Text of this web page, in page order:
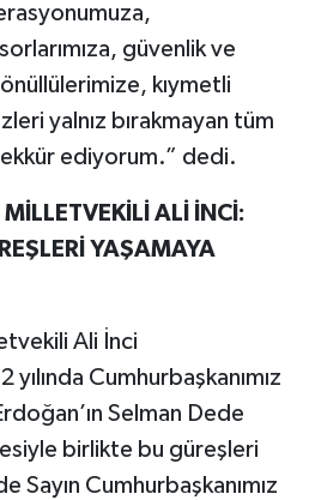
güvenlik ve
kıymetli
yalnız bırakmayan tüm
ediyorum.” dedi.
ALİ İNCİ:
YAŞAMAYA
Ali İnci
Cumhurbaşkanımız
Selman Dede
birlikte bu güreşleri
Sayın Cumhurbaşkanımız